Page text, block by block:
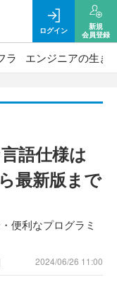
ログイン
新規
会員登録
ラ エンジニアの生き
語仕様は
最新版まで
便利なプログラミ
2024/06/26 11:00